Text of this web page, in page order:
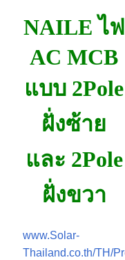
NAILE ไฟ
AC MCB
แบบ 2Pole
ฝั่งซ้าย
และ 2Pole
ฝั่งขวา
www.Solar-
Thailand.co.th/TH/